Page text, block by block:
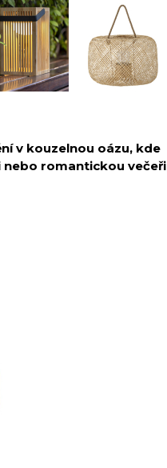
v kouzelnou oázu, kde
nebo romantickou večeři